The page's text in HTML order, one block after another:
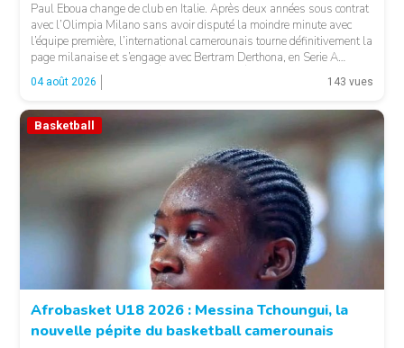
© Basket 237
Paul Eboua change de club en Italie. Après deux années sous contrat
avec l’Olimpia Milano sans avoir disputé la moindre minute avec
l’équipe première, l’international camerounais tourne définitivement la
page milanaise et s’engage avec Bertram Derthona, en Serie A
italienne. LA SUITE APRÈS LA PUBLICITÉ Arrivé à Milan en 2024
pour un contrat de […]
04 août 2026 143 vues
Basketball
Afrobasket U18 2026 : Messina Tchoungui, la
nouvelle pépite du basketball camerounais